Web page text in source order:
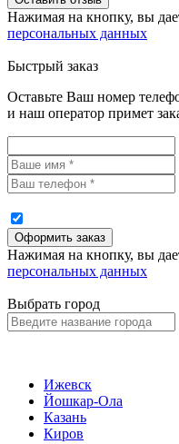
Нажимая на кнопку, вы
персональных данных
Быстрый заказ
Оставьте Ваш номер
и наш оператор примет
Нажимая на кнопку, вы
персональных данных
Выбрать город
Ижевск
Йошкар-Ола
Казань
Киров